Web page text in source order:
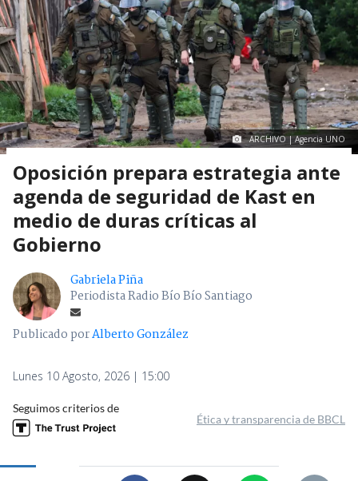
ARCHIVO | Agencia UNO
Oposición prepara estrategia ante
agenda de seguridad de Kast en
medio de duras críticas al
Gobierno
Gabriela Piña
Periodista Radio Bío Bío Santiago
Publicado porAlberto González
Lunes 10 Agosto, 2026 | 15:00
Seguimos criterios de
Ética y transparencia de BBCL